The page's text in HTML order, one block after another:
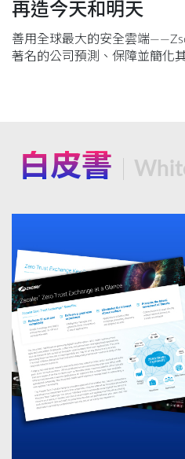
再造今天和明天
善用全球最大的安全雲端
著名的公司預測、保障並簡化
白皮書